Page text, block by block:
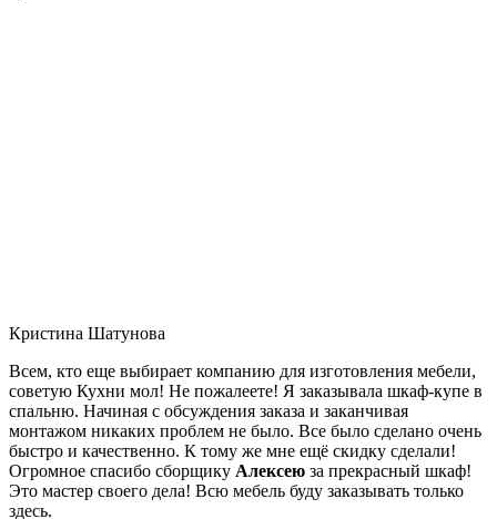
Кристина Шатунова
Всем, кто еще выбирает компанию для изготовления мебели,
советую Кухни мол! Не пожалеете! Я заказывала шкаф-купе в
спальню. Начиная с обсуждения заказа и заканчивая
монтажом никаких проблем не было. Все было сделано очень
быстро и качественно. К тому же мне ещё скидку сделали!
Огромное спасибо сборщику Алексею за прекрасный шкаф!
Это мастер своего дела! Всю мебель буду заказывать только
здесь.